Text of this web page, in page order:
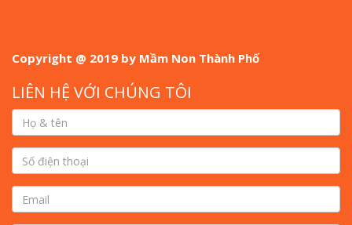
Copyright @ 2019 by Mầm Non Thành Phố
LIÊN HỆ VỚI CHÚNG TÔI